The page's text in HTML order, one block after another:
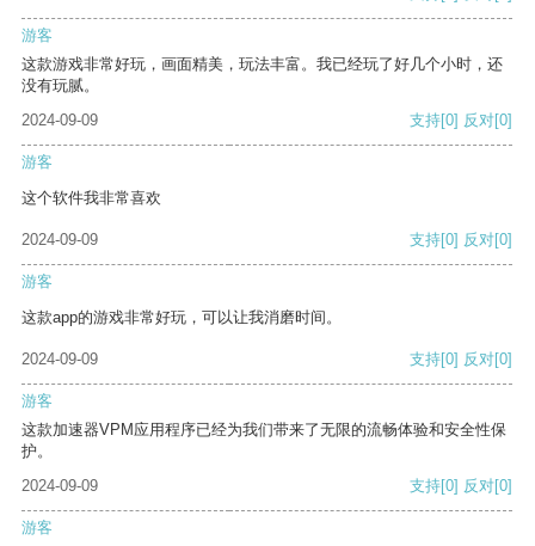
游客
这款游戏非常好玩，画面精美，玩法丰富。我已经玩了好几个小时，还
没有玩腻。
2024-09-09
支持[0] 反对[0]
游客
这个软件我非常喜欢
2024-09-09 支持[0] 反对[0]
游客
这款app的游戏非常好玩，可以让我消磨时间。
2024-09-09 支持[0] 反对[0]
游客
这款加速器VPM应用程序已经为我们带来了无限的流畅体验和安全性保
护。
2024-09-09
支持[0] 反对[0]
游客